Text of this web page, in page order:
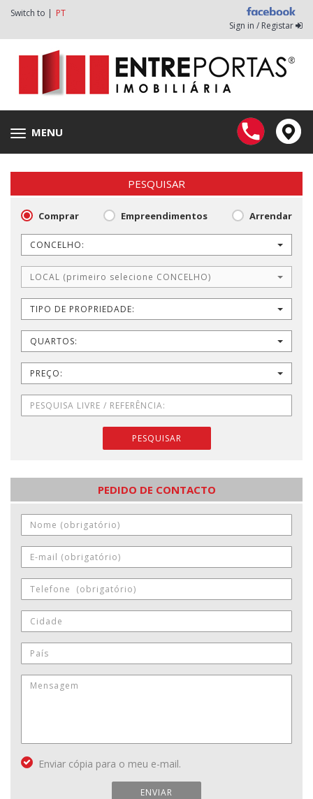
Switch to | PT
Sign in / Registar
Toggle
navigation
MENU
PESQUISAR
Comprar Empreendimentos Arrendar
CONCELHO:
LOCAL (primeiro selecione CONCELHO)
TIPO DE PROPRIEDADE:
QUARTOS:
PREÇO:
PESQUISAR
PEDIDO DE CONTACTO
Enviar cópia para o meu e-mail.
ENVIAR